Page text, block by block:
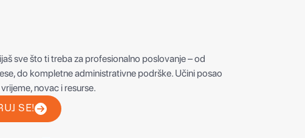
sve što ti treba za profesionalno poslovanje – od
do kompletne administrativne podrške. Učini posao
novac i resurse.
SE!